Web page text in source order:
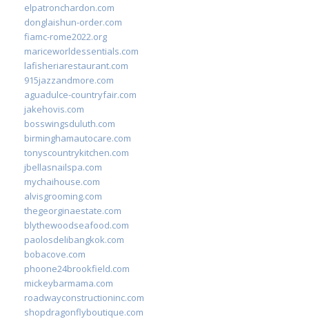
elpatronchardon.com
donglaishun-order.com
fiamc-rome2022.org
mariceworldessentials.com
lafisheriarestaurant.com
915jazzandmore.com
aguadulce-countryfair.com
jakehovis.com
bosswingsduluth.com
birminghamautocare.com
tonyscountrykitchen.com
jbellasnailspa.com
mychaihouse.com
alvisgrooming.com
thegeorginaestate.com
blythewoodseafood.com
paolosdelibangkok.com
bobacove.com
phoone24brookfield.com
mickeybarmama.com
roadwayconstructioninc.com
shopdragonflyboutique.com